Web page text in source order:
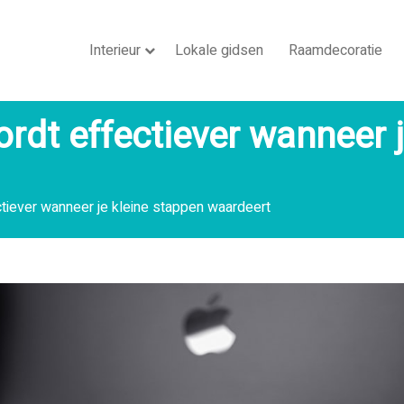
Interieur Lokale gidsen Raamdecoratie
effectiever wanneer
wanneer je kleine stappen waardeert